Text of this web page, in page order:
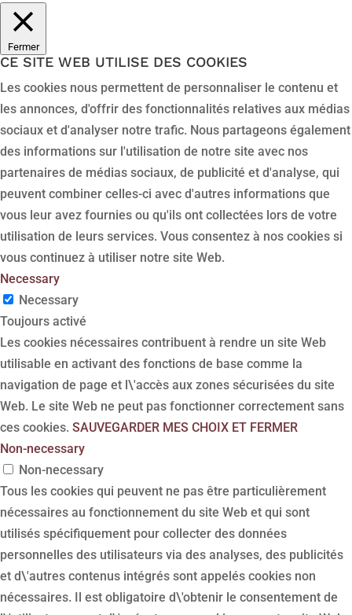
Fermer
CE SITE WEB UTILISE DES COOKIES
Les cookies nous permettent de personnaliser le contenu et
les annonces, d'offrir des fonctionnalités relatives aux médias
sociaux et d'analyser notre trafic. Nous partageons également
des informations sur l'utilisation de notre site avec nos
partenaires de médias sociaux, de publicité et d'analyse, qui
peuvent combiner celles-ci avec d'autres informations que
vous leur avez fournies ou qu'ils ont collectées lors de votre
utilisation de leurs services. Vous consentez à nos cookies si
vous continuez à utiliser notre site Web.
Necessary
Necessary
Toujours activé
Les cookies nécessaires contribuent à rendre un site Web
utilisable en activant des fonctions de base comme la
navigation de page et l\'accès aux zones sécurisées du site
Web. Le site Web ne peut pas fonctionner correctement sans
ces cookies. SAUVEGARDER MES CHOIX ET FERMER
Non-necessary
Non-necessary
Tous les cookies qui peuvent ne pas être particulièrement
nécessaires au fonctionnement du site Web et qui sont
utilisés spécifiquement pour collecter des données
personnelles des utilisateurs via des analyses, des publicités
et d\'autres contenus intégrés sont appelés cookies non
nécessaires. Il est obligatoire d\'obtenir le consentement de